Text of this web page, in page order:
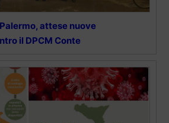
attese nuove
il DPCM Conte